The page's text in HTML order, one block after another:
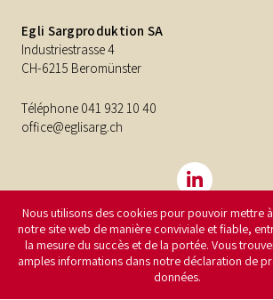
Egli Sargproduktion SA
Industriestrasse 4
CH-6215 Beromünster
Téléphone 041 932 10 40
office@eglisarg.ch
©2026Egli Sargproduktion SA Impressum
données
Nous utilisons des cookies pour pouvoir mettre
notre site web de manière conviviale et fiable,
la mesure du succès et de la portée. Vous
amples informations dans notre déclaration de
données.